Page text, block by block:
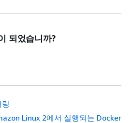
되었습니까?
Linux 2에서 실행되는 Docker